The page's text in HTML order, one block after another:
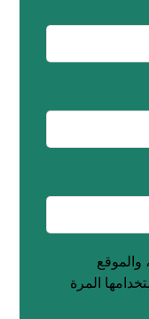
والموقع
المرة